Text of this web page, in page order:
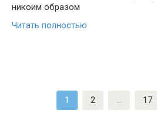
никоим образом
Читать полностью
1 2 … 17